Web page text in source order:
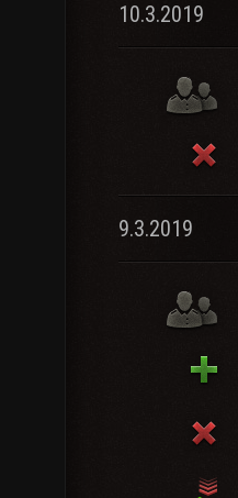
10.3.2019
9.3.2019